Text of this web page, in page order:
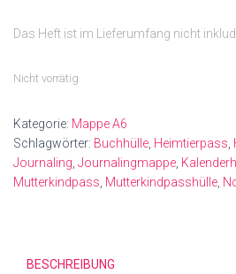
Das Heft ist im Lieferumfang nicht
Nicht vorrätig
Kategorie: Mappe A6
Schlagwörter: Buchhülle Heimtierpass
Journaling Journalingmappe
Mutterkindpass Mutterkindpasshülle
BESCHREIBUNG